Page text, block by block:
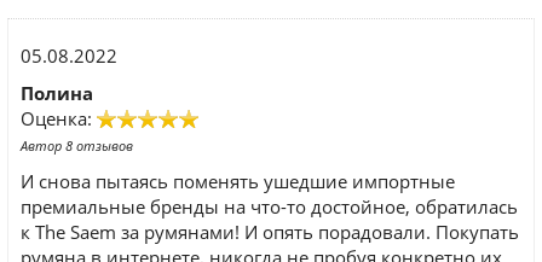
05.08.2022
Полина
Оценка:
Автор 8 отзывов
И снова пытаясь поменять ушедшие импортные
премиальные бренды на что-то достойное, обратилась
к The Saem за румянами! И опять порадовали. Покупать
румяна в интернете, никогда не пробуя конкретно их